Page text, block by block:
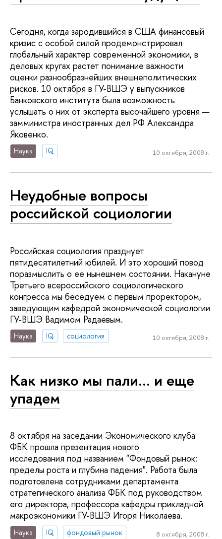
Сегодня, когда зародившийся в США финансовый
кризис с особой силой продемонстрировал
глобальный характер современной экономики, в
деловых кругах растет понимание важности
оценки разнообразнейших внешнеполитических
рисков. 10 октября в ГУ-ВШЭ у выпускников
Банковского института была возможность
услышать о них от эксперта высочайшего уровня —
замминистра иностранных дел РФ Александра
Яковенко.
Наука IQ 10 октября, 2008 г.
Неудобные вопросы
российской социологии
Российская социология празднует
пятидесятилетний юбилей. И это хороший повод
поразмыслить о ее нынешнем состоянии. Накануне
Третьего всероссийского социологического
конгресса мы беседуем с первым проректором,
заведующим кафедрой экономической социологии
ГУ-ВШЭ Вадимом Радаевым.
Наука IQ социология 10 октября, 2008 г.
Как низко мы пали… и еще
упадем
8 октября на заседании Экономического клуба
ФБК прошла презентация нового
исследования под названием "Фондовый рынок:
пределы роста и глубина падения". Работа была
подготовлена сотрудниками департамента
стратегического анализа ФБК под руководством
его директора, профессора кафедры прикладной
макроэкономики ГУ-ВШЭ Игоря Николаева.
Наука IQ фондовый рынок 8 октября, 2008 г.